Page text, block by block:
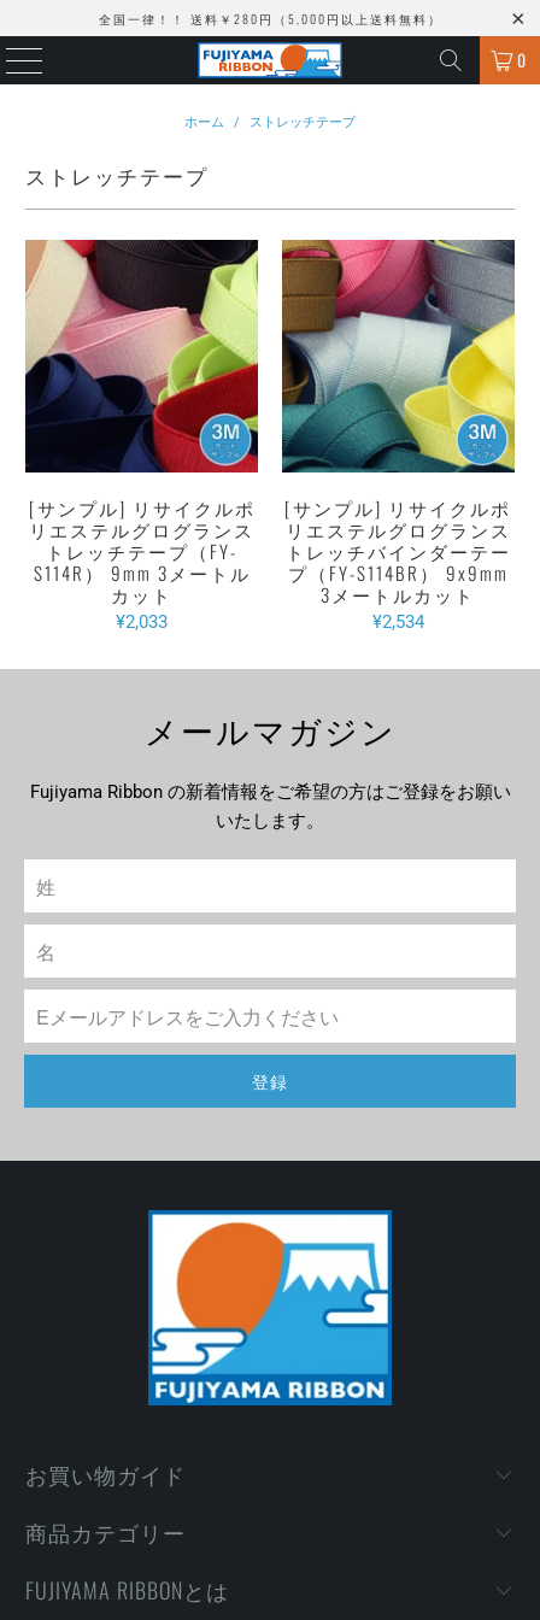
全国一律！！ 送料￥280円（5,000円以上送料無料）
0
ホーム / ストレッチテープ
ストレッチテープ
[サンプル] リサイクルポ
リエステルグログランス
トレッチテープ（FY-
S114R） 9mm 3メートル
カット
¥2,033
[サンプル] リサイクルポ
リエステルグログランス
トレッチバインダーテー
プ（FY-S114BR） 9x9mm
3メートルカット
¥2,534
メールマガジン
Fujiyama Ribbon の新着情報をご希望の方はご登録をお願い
いたします。
お買い物ガイド
商品カテゴリー
FUJIYAMA RIBBONとは